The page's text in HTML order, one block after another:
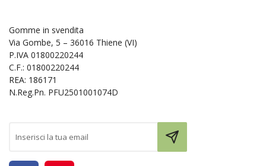
Gomme in svendita
Via Gombe, 5 – 36016 Thiene (VI)
P.IVA 01800220244
C.F.: 01800220244
REA: 186171
N.Reg.Pn. PFU2501001074D